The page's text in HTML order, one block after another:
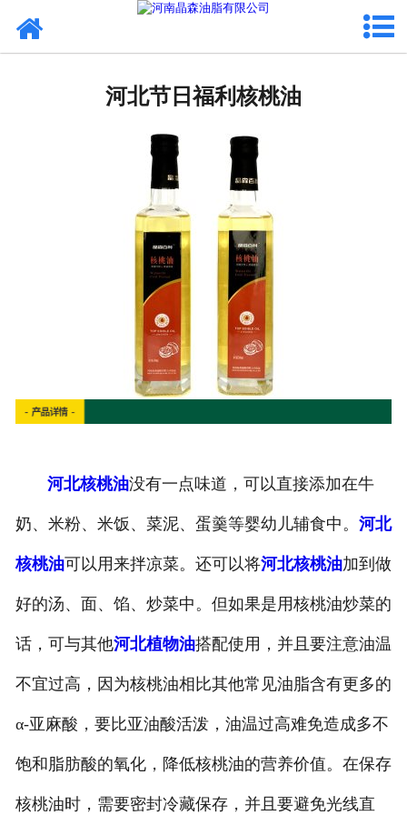
河北来料代工
河北节日福利核桃油
河北核桃油没有一点味道，可以直接添加在牛
奶、米粉、米饭、菜泥、蛋羹等婴幼儿辅食中。 河北
核桃油可以用来拌凉菜。还可以将河北核桃油加到做
好的汤、面、馅、炒菜中。但如果是用核桃油炒菜的
话，可与其他河北植物油搭配使用，并且要注意油温
不宜过高，因为核桃油相比其他常见油脂含有更多的
α-亚麻酸，要比亚油酸活泼，油温过高难免造成多不
饱和脂肪酸的氧化，降低核桃油的营养价值。在保存
核桃油时，需要密封冷藏保存，并且要避免光线直